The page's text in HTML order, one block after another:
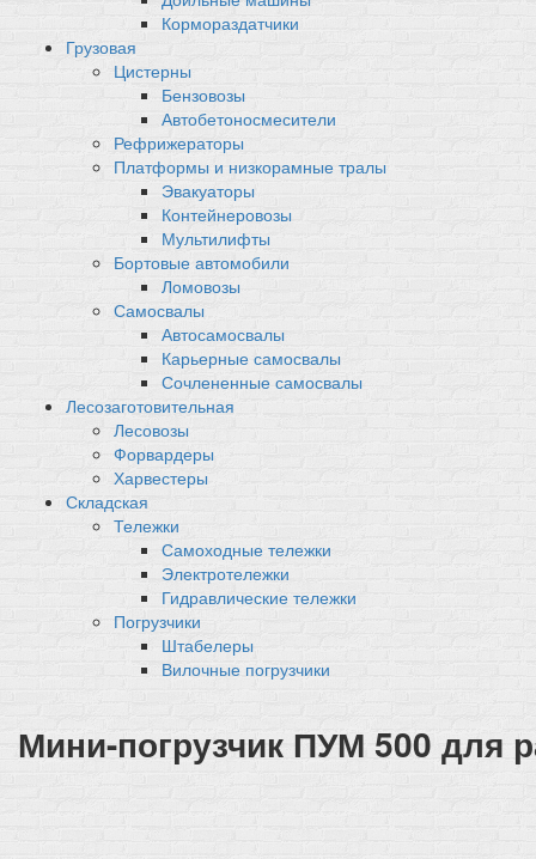
Кормораздатчики
Грузовая
Цистерны
Бензовозы
Автобетоносмесители
Рефрижераторы
Платформы и низкорамные тралы
Эвакуаторы
Контейнеровозы
Мультилифты
Бортовые автомобили
Ломовозы
Самосвалы
Автосамосвалы
Карьерные самосвалы
Сочлененные самосвалы
Лесозаготовительная
Лесовозы
Форвардеры
Харвестеры
Складская
Тележки
Самоходные тележки
Электротележки
Гидравлические тележки
Погрузчики
Штабелеры
Вилочные погрузчики
Мини-погрузчик ПУМ 500 для